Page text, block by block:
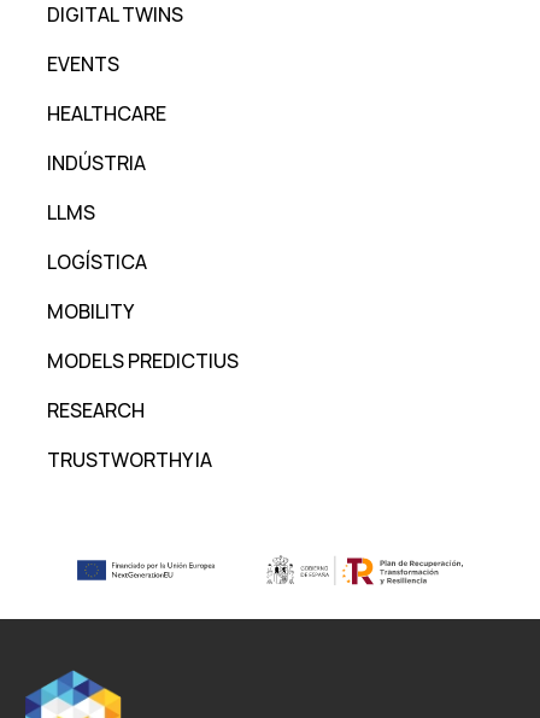
DIGITAL TWINS
EVENTS
HEALTHCARE
INDÚSTRIA
LLMS
LOGÍSTICA
MOBILITY
MODELS PREDICTIUS
RESEARCH
TRUSTWORTHY IA